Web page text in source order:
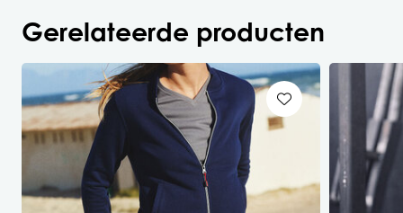
vulling 100% gerecycled polyester, voering 100%
Gerelateerde producten